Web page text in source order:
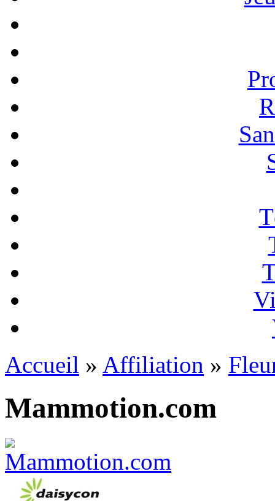
Accueil » Affiliation »
Mammotion.com